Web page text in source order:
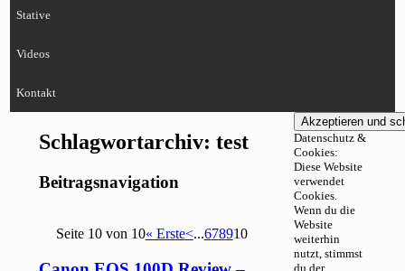
Stative
Videos
Kontakt
Schlagwortarchiv:test
Beitragsnavigation
Seite 10 von 10« Erste<...678910
Datenschutz &
Cookies:
Diese Website
verwendet
Cookies.
Wenn du die
Website
weiterhin
nutzt, stimmst
du der